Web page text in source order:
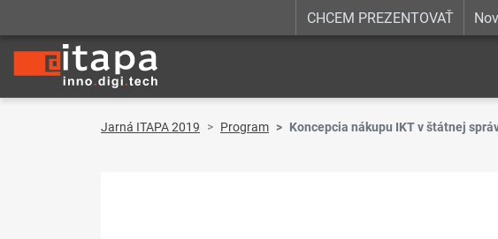
CHCEM PREZENTOVAŤ
Jarná ITAPA 2019 Program Koncepcia nákupu IKT v štátnej